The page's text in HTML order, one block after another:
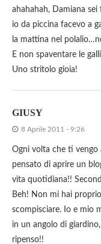
ahahahah, Damiana
io da piccina facevo a
la mattina nel
E non spaventare le
Uno stritolo gioia!
GIUSY
8 Aprile 2011 - 9:26
Ogni volta che ti vengo
pensato di aprire un
vita quotidiana!!
Beh! Non mi hai
scompisciare. Io e mio
in un angolo di
ripenso!!